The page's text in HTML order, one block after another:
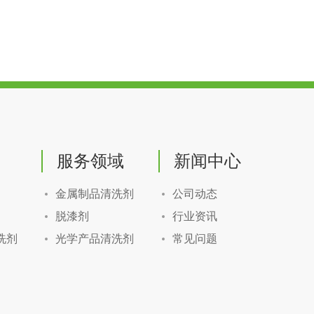
剂
服务领域
金属制品清洗剂
脱漆剂
光学产品清洗剂
新闻中心
公司动态
行业资讯
常见问题